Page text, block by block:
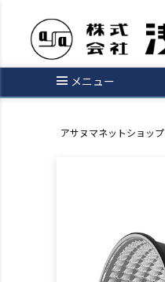
メニュー
アサヌマネットショップ